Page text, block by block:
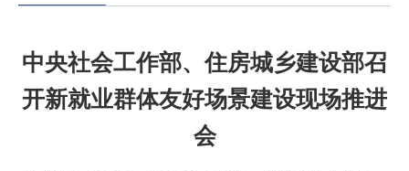
中央社会工作部、住房城乡建设部召
开新就业群体友好场景建设现场推进
会